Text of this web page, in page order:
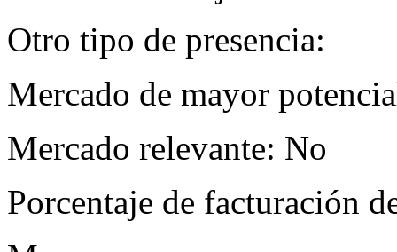
Otro tipo de presencia:
Mercado de mayor
Mercado relevante: No
Porcentaje de facturación